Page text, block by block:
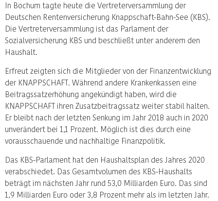
In Bochum tagte heute die Vertreterversammlung der
Deutschen Rentenversicherung Knappschaft-Bahn-See (KBS).
Die Vertreterversammlung ist das Parlament der
Sozialversicherung KBS und beschließt unter anderem den
Haushalt.
Erfreut zeigten sich die Mitglieder von der Finanzentwicklung
der KNAPPSCHAFT. Während andere Krankenkassen eine
Beitragssatzerhöhung angekündigt haben, wird die
KNAPPSCHAFT ihren Zusatzbeitragssatz weiter stabil halten.
Er bleibt nach der letzten Senkung im Jahr 2018 auch in 2020
unverändert bei 1,1 Prozent. Möglich ist dies durch eine
vorausschauende und nachhaltige Finanzpolitik.
Das KBS-Parlament hat den Haushaltsplan des Jahres 2020
verabschiedet. Das Gesamtvolumen des KBS-Haushalts
beträgt im nächsten Jahr rund 53,0 Milliarden Euro. Das sind
1,9 Milliarden Euro oder 3,8 Prozent mehr als im letzten Jahr.